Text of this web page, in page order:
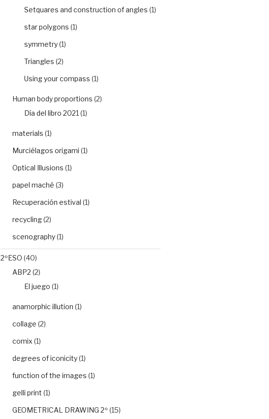
Setquares and construction of angles (1)
star polygons (1)
symmetry(1)
Triangles (2)
Using your compass (1)
Human body proportions (2)
Día del libro 2021 (1)
materials (1)
Murciélagos origami (1)
Optical Illusions (1)
papel maché (3)
Recuperación estival (1)
recycling(2)
scenography(1)
2ºESO (40)
ABP2 (2)
El juego (1)
anamorphic illution (1)
collage (2)
comix (1)
degrees of iconicity(1)
function of the images (1)
gelli print (1)
GEOMETRICAL DRAWING 2º (15)